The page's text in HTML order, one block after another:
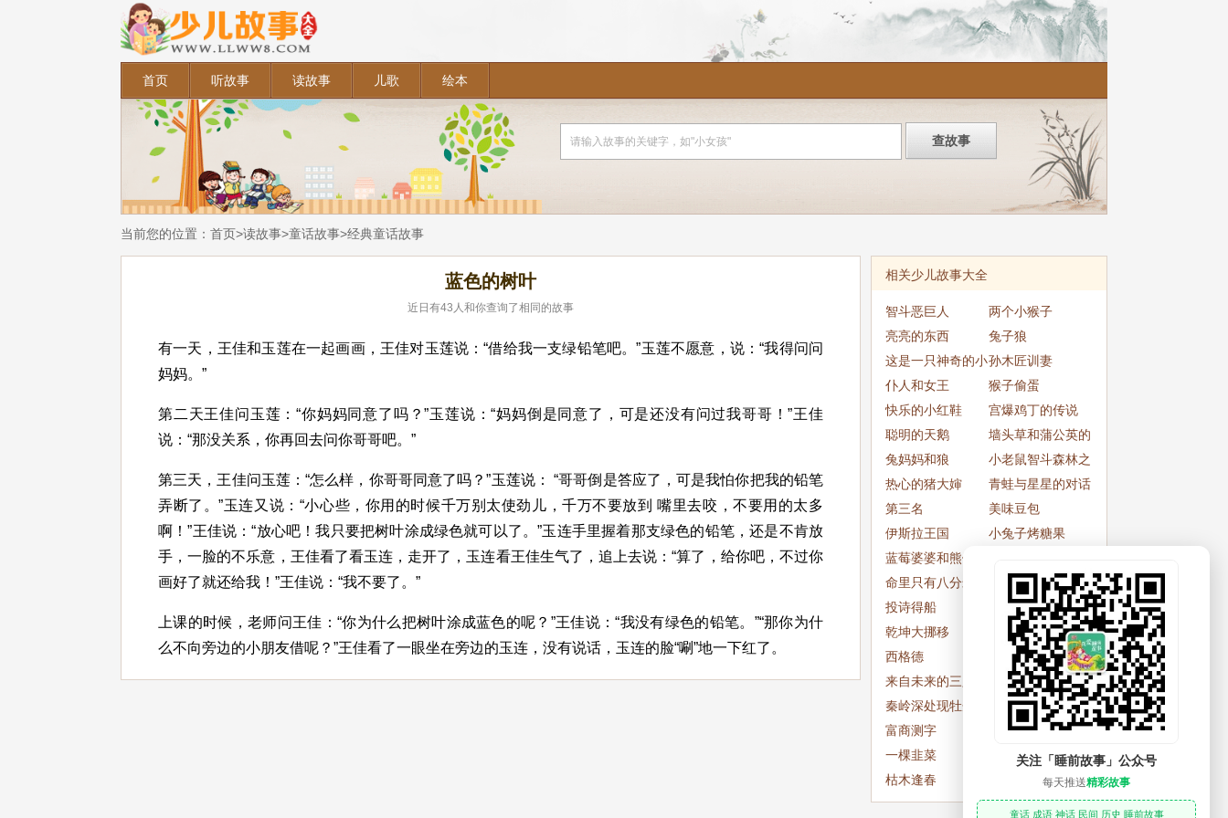
首页 听故事 读故事 儿歌 绘本
当前您的位置： 首页>读故事>童话故事>经典童话故事
蓝色的树叶
近日有43 人和你查询了相同的故事
有一天，王佳和玉莲在一起画画，王佳对玉莲说：“借给我一支绿铅笔吧。”玉莲不愿意，说：“我得问问
妈妈。”
第二天王佳问玉莲：“你妈妈同意了吗？”玉莲说：“妈妈倒是同意了，可是还没有问过我哥哥！”王佳
说：“那没关系，你再回去问你哥哥吧。”
第三天，王佳问玉莲：“怎么样，你哥哥同意了吗？”玉莲说： “哥哥倒是答应了，可是我怕你把我的铅笔
弄断了。”玉连又说：“小心些，你用的时候千万别太使劲儿，千万不要放到 嘴里去咬，不要用的太多
啊！”王佳说：“放心吧！我只要把树叶涂成绿色就可以了。”玉连手里握着那支绿色的铅笔，还是不肯放
手，一脸的不乐意，王佳看了看玉连，走开了，玉连看王佳生气了，追上去说：“算了，给你吧，不过你
画好了就还给我！”王佳说：“我不要了。”
上课的时候，老师问王佳：“你为什么把树叶涂成蓝色的呢？”王佳说：“我没有绿色的铅笔。”“那你为什
么不向旁边的小朋友借呢？”王佳看了一眼坐在旁边的玉连，没有说话，玉连的脸“唰”地一下红了。
相关少儿故事大全
智斗恶巨人
两个小猴子
亮亮的东西
兔子狼
这是一只神奇的小
猫
孙木匠训妻
仆人和女王
猴子偷蛋
快乐的小红鞋
宫爆鸡丁的传说
聪明的天鹅
墙头草和蒲公英的
孩子
兔妈妈和狼
小老鼠智斗森林之
王
热心的猪大婶
青蛙与星星的对话
第三名
美味豆包
伊斯拉王国
小兔子烤糖果
蓝莓婆婆和熊们在
一起
命里只有八分米
回澜桥的传说
投诗得船
齐威王明察行赏罚
乾坤大挪移
祝融和共工之战
西格德
空中大旅店
来自未来的三只小
猫
长腿蚂蚱
秦岭深处现牡丹
豆使女
富商测字
施耐庵以对联治心
病的启示
一棵韭菜
枯木逢春
是谁出卖了刺猬
关注「睡前故事」公众号
每天推送精彩故事
童话 成语 神话 民间 历史 睡前故事